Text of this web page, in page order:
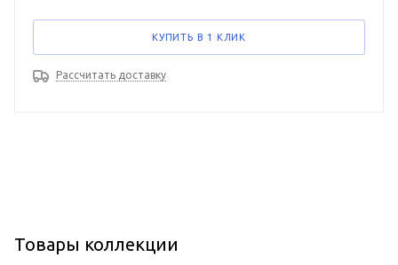
КУПИТЬ В 1 КЛИК
Рассчитать доставку
Товары коллекции